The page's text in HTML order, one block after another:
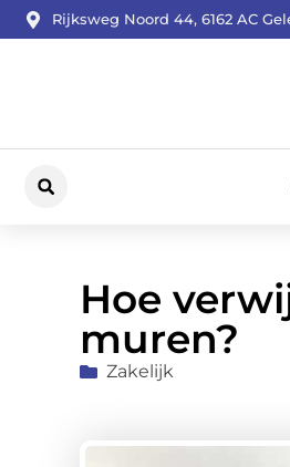
Rijksweg Noord 44, 6162 AC
Hoe
muren?
Zakelijk